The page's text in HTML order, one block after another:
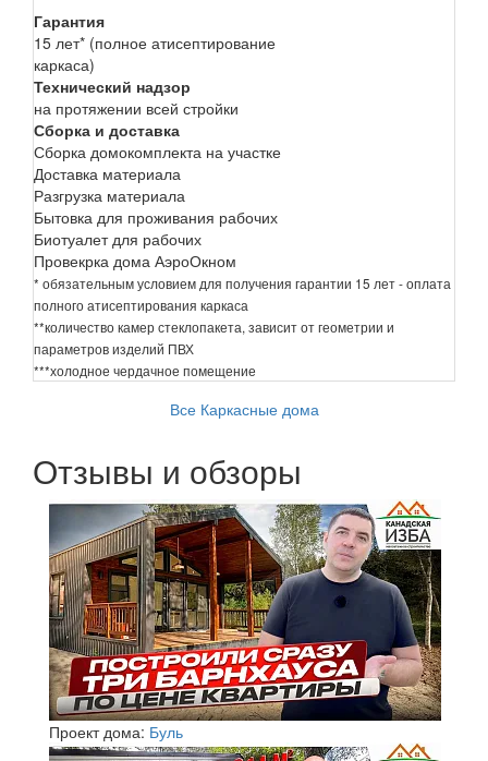
Гарантия
15 лет* (полное атисептирование
каркаса)
Технический надзор
на протяжении всей стройки
Сборка и доставка
Сборка домокомплекта на участке
Доставка материала
Разгрузка материала
Бытовка для проживания рабочих
Биотуалет для рабочих
Провекрка дома АэроОкном
* обязательным условием для получения гарантии 15 лет - оплата
полного атисептирования каркаса
**количество камер стеклопакета, зависит от геометрии и
параметров изделий ПВХ
***холодное чердачное помещение
Все Каркасные дома
Отзывы и обзоры
Проект дома: Буль